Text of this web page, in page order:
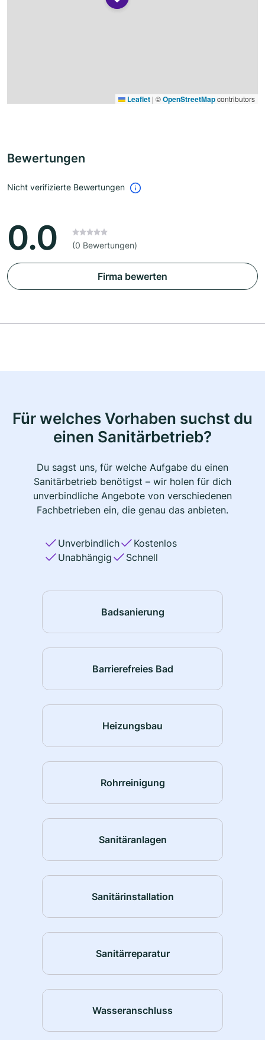
Leaflet | ©OpenStreetMapcontributors
Bewertungen
Nicht verifizierte Bewertungen
0.0 (0 Bewertungen)
Firma bewerten
Für welches Vorhaben suchst du
einen Sanitärbetrieb?
Du sagst uns, für welche Aufgabe du einen
Sanitärbetrieb benötigst – wir holen für dich
unverbindliche Angebote von verschiedenen
Fachbetrieben ein, die genau das anbieten.
Unverbindlich
Kostenlos
Unabhängig
Schnell
Badsanierung
Barrierefreies Bad
Heizungsbau
Rohrreinigung
Sanitäranlagen
Sanitärinstallation
Sanitärreparatur
Wasseranschluss